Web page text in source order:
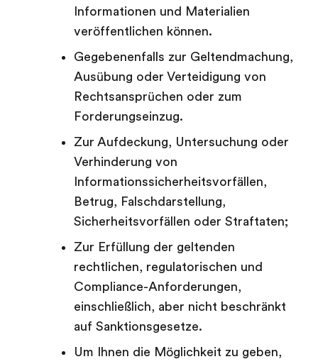
Informationen und Materialien
veröffentlichen können.
Gegebenenfalls zur Geltendmachung,
Ausübung oder Verteidigung von
Rechtsansprüchen oder zum
Forderungseinzug.
Zur Aufdeckung, Untersuchung oder
Verhinderung von
Informationssicherheitsvorfällen,
Betrug, Falschdarstellung,
Sicherheitsvorfällen oder Straftaten;
Zur Erfüllung der geltenden
rechtlichen, regulatorischen und
Compliance-Anforderungen,
einschließlich, aber nicht beschränkt
auf Sanktionsgesetze.
Um Ihnen die Möglichkeit zu geben,